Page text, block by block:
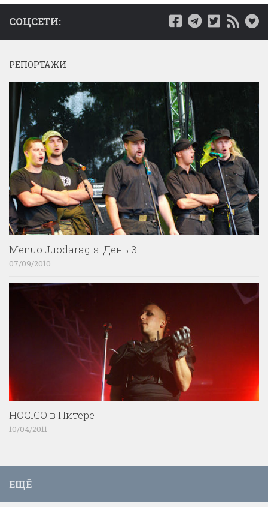
СОЦСЕТИ:
РЕПОРТАЖИ
Menuo Juodaragis. День 3
07/09/2010
HOCICO в Питере
10/04/2011
ЕЩЁ